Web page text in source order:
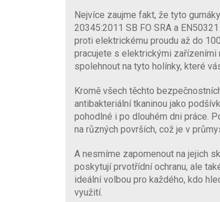
Nejvíce zaujme fakt, že tyto
20345:2011 SB FO SRA a
proti elektrickému proudu až do
pracujete s elektrickými
spolehnout na tyto holínky, které
Kromě všech těchto
antibakteriální tkaninou jako
pohodlné i po dlouhém dni práce.
na různých površích, což je v
A nesmíme zapomenout na jejich
poskytují prvotřídní ochranu, ale
ideální volbou pro každého, kdo
využití.